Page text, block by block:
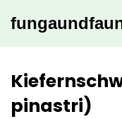
pinastri)